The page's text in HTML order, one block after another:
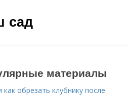
сад
материалы
как обрезать клубнику после